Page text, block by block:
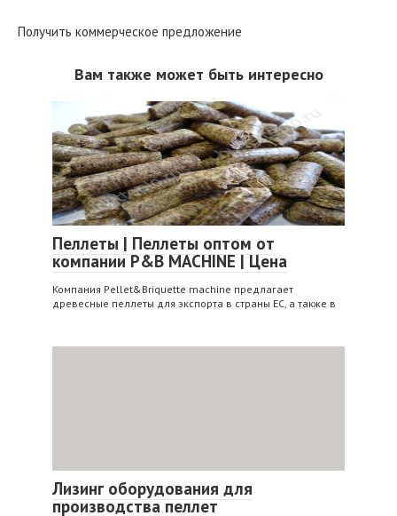
Получить коммерческое предложение
Вам также может быть интересно
Пеллеты | Пеллеты оптом от
компании P&B MACHINE | Цена
Компания Pellet&Briquette machine предлагает
древесные пеллеты для экспорта в страны ЕС, а также в
Лизинг оборудования для
производства пеллет